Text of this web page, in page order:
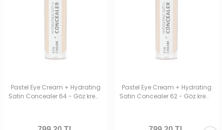
Pastel Eye Cream + Hydrating
Satin Concealer 64 - Göz kremi
Pastel Eye Cream + Hydrating
Satin Concealer 62 - Göz kremi